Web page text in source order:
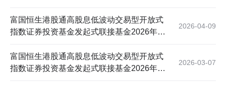
富国恒生港股通高股息低波动交易型开放式
指数证券投资基金发起式联接基金2026年第
2026-04-09
富国恒生港股通高股息低波动交易型开放式
指数证券投资基金发起式联接基金2026年第
2026-03-07